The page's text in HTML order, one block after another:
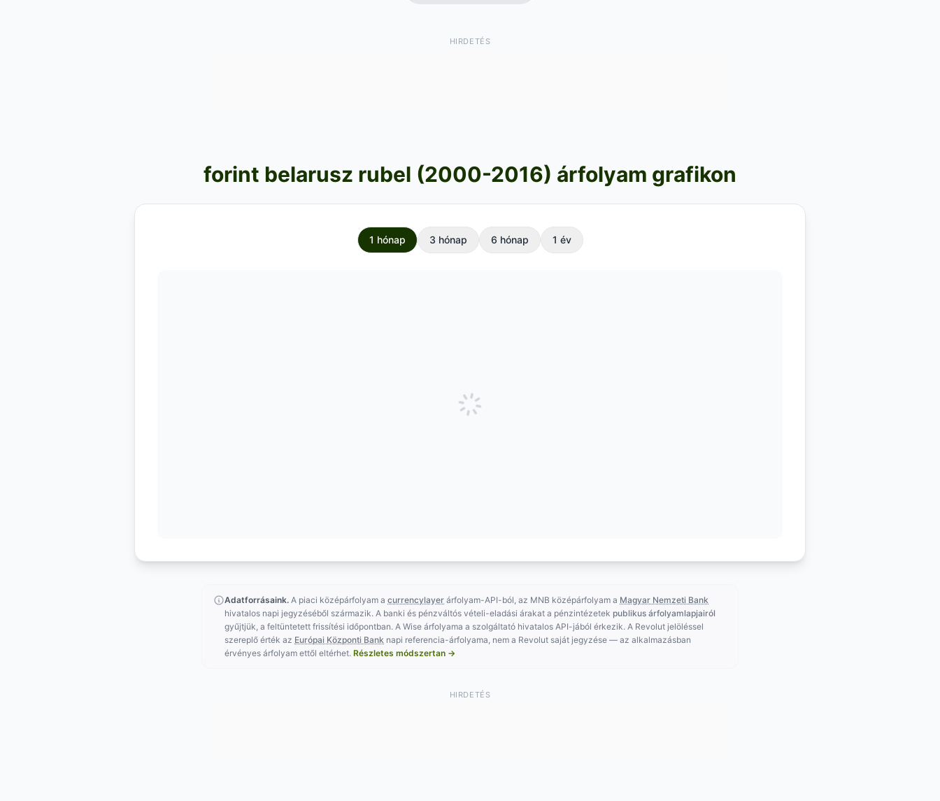
HIRDETÉS
forint belarusz rubel (2000-2016) árfolyam grafikon
1 hónap 3 hónap 6 hónap 1 év
Adatforrásaink. A piaci középárfolyam a currencylayer árfolyam-API-ból, az MNB középárfolyam a Magyar Nemzeti Bank
hivatalos napi jegyzéséből származik. A banki és pénzváltós vételi-eladási árakat a pénzintézetek publikus árfolyamlapjairól
gyűjtjük, a feltüntetett frissítési időpontban. A Wise árfolyama a szolgáltató hivatalos API-jából érkezik. A Revolut jelöléssel
szereplő érték az Európai Központi Bank napi referencia-árfolyama, nem a Revolut saját jegyzése — az alkalmazásban
érvényes árfolyam ettől eltérhet. Részletes módszertan →
HIRDETÉS